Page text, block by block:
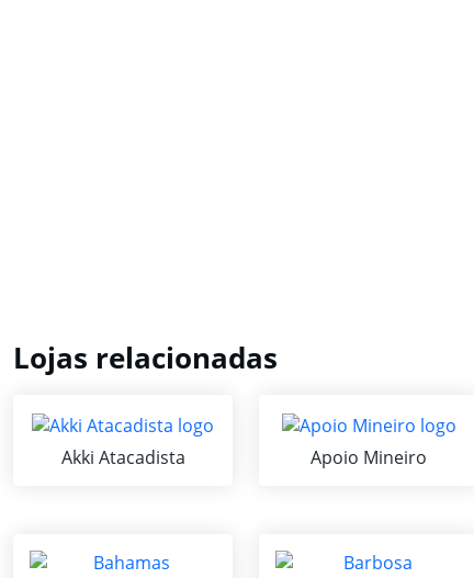
Lojas relacionadas
Akki Atacadista Apoio Mineiro